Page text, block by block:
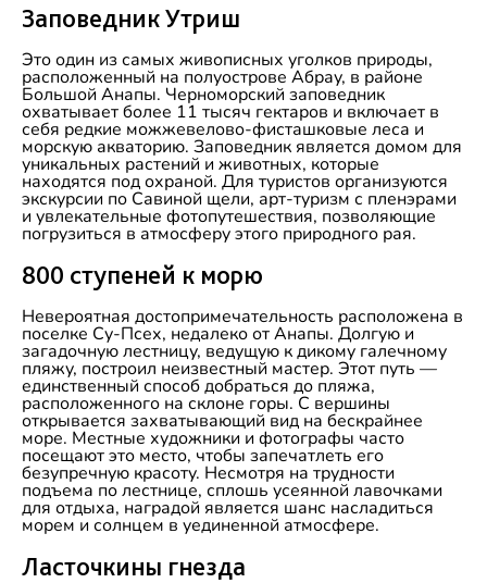
Заповедник Утриш
Это один из самых живописных уголков природы,
расположенный на полуострове Абрау, в районе
Большой Анапы. Черноморский заповедник
охватывает более 11 тысяч гектаров и включает в
себя редкие можжевелово-фисташковые леса и
морскую акваторию. Заповедник является домом для
уникальных растений и животных, которые
находятся под охраной. Для туристов организуются
экскурсии по Савиной щели, арт-туризм с пленэрами
и увлекательные фотопутешествия, позволяющие
погрузиться в атмосферу этого природного рая.
800 ступеней к морю
Невероятная достопримечательность расположена в
поселке Су-Псех, недалеко от Анапы. Долгую и
загадочную лестницу, ведущую к дикому галечному
пляжу, построил неизвестный мастер. Этот путь —
единственный способ добраться до пляжа,
расположенного на склоне горы. С вершины
открывается захватывающий вид на бескрайнее
море. Местные художники и фотографы часто
посещают это место, чтобы запечатлеть его
безупречную красоту. Несмотря на трудности
подъема по лестнице, сплошь усеянной лавочками
для отдыха, наградой является шанс насладиться
морем и солнцем в уединенной атмосфере.
Ласточкины гнезда